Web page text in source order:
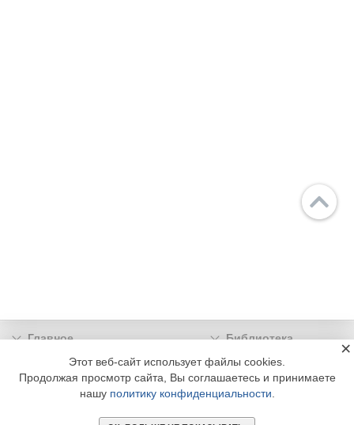
Главное
Библиотека
Подписка
Реклама
Информация
© 2002 - 2026 OOO Издательский дом «МЕДИА ТЕХНОЛОДЖИ» +7 (495) 665-00-
Этот веб-сайт использует файлы cookies.
Продолжая просмотр сайта, Вы соглашаетесь и принимаете
нашу политику конфиденциальности
×